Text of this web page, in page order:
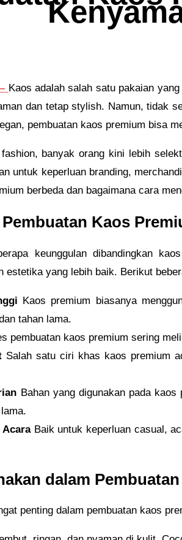
Kaos adalah salah satu pakaian
dan tetap stylish. Namun, tidak
pembuatan kaos premium bisa
banyak orang kini lebih
untuk keperluan branding,
berbeda dan bagaimana cara
Kaos
keunggulan dibandingkan
estetika yang lebih baik. Berikut
Kaos premium biasanya
tahan lama.
pembuatan kaos premium sering
Salah satu ciri khas kaos premium
Bahan yang digunakan pada
Baik untuk keperluan casual,
dalam
penting dalam pembuatan kaos